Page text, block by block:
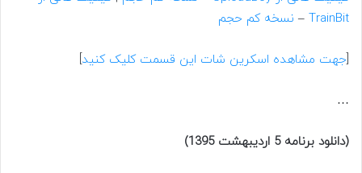
TrainBit
– نسخه کم حجم
[جهت مشاهده اسکرین شات این قسمت کلیک کنید]
…
(دانلود برنامه 5 اردیبهشت 1395)